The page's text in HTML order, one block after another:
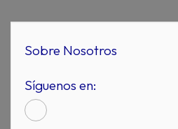
Sobre Nosotros
Síguenos en: